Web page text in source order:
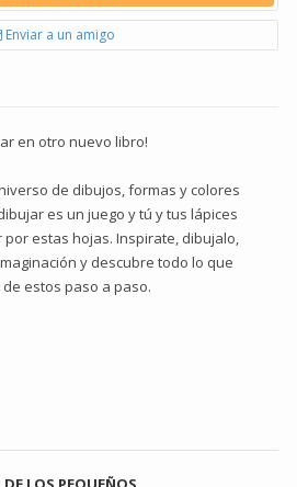
Enviar a un amigo
en otro nuevo libro!
de dibujos, formas y colores
es un juego y tú y tus lápices
estas hojas. Inspirate, dibujalo,
y descubre todo lo que
estos paso a paso.